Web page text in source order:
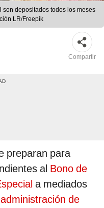
son depositados todos los meses
LR/Freepik
Compartir
preparan para
al Bono de
a mediados
administración de